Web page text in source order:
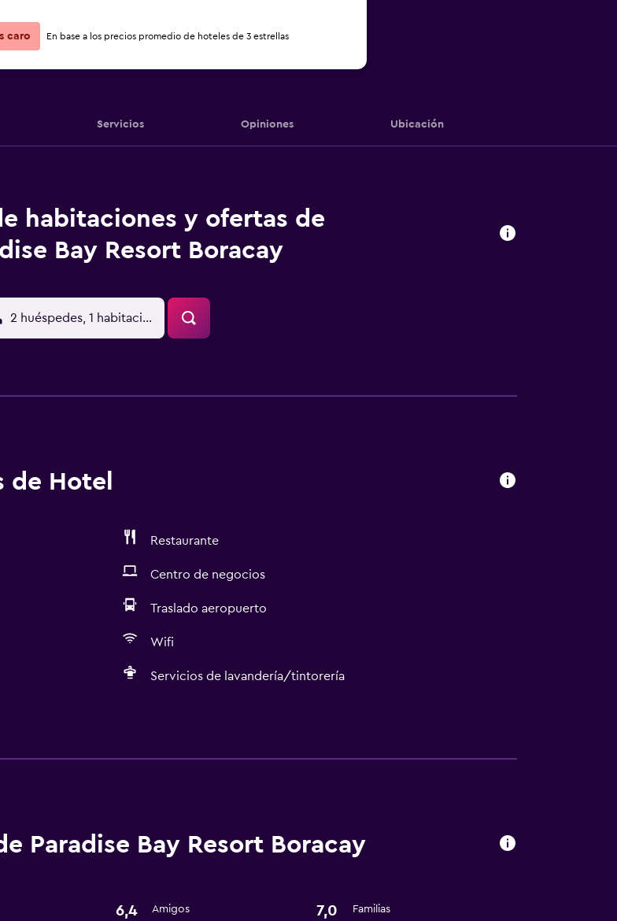
Servicios Opiniones Ubicación
habitaciones y ofertas de
Bay Resort Boracay
2 huéspedes, 1 habitación
de Hotel
Restaurante
Centro de negocios
Traslado aeropuerto
Wifi
Servicios de lavandería/tintorería
Centro de negocios
Servicio de habitaciones
Servicios básicos
Paradise Bay Resort Boracay
6,4 Amigos 7,0 Familias
caro En base a los precios promedio de hoteles de 3 estrellas